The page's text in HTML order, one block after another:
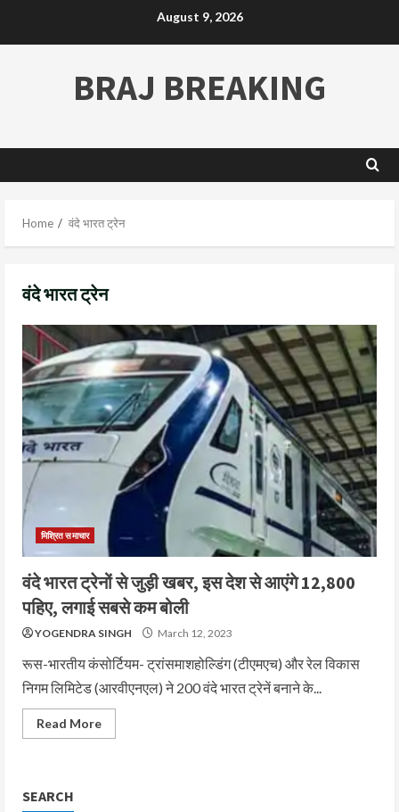
August 9, 2026
BRAJ BREAKING
Home वंदे भारत ट्रेन
वंदे भारत ट्रेन
मिश्रित समाचार
वंदे भारत ट्रेनों से जुड़ी खबर, इस देश से आएंगे 12,800
पहिए, लगाई सबसे कम बोली
YOGENDRA SINGH March 12, 2023
रूस-भारतीय कंसोर्टियम- ट्रांसमाशहोल्डिंग (टीएमएच) और रेल विकास
निगम लिमिटेड (आरवीएनएल) ने 200 वंदे भारत ट्रेनें बनाने के...
Read More
SEARCH